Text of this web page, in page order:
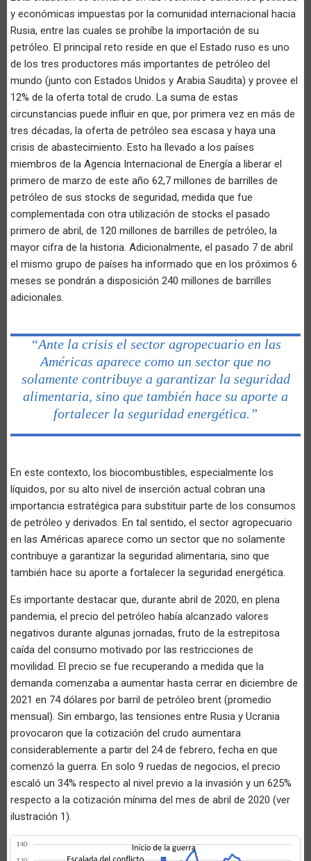
y económicas impuestas por la comunidad internacional hacia
Rusia, entre las cuales se prohíbe la importación de su
petróleo. El principal reto reside en que el Estado ruso es uno
de los tres productores más importantes de petróleo del
mundo (junto con Estados Unidos y Arabia Saudita) y provee el
12% de la oferta total de crudo. La suma de estas
circunstancias puede influir en que, por primera vez en más de
tres décadas, la oferta de petróleo sea escasa y haya una
crisis de abastecimiento. Esto ha llevado a los países
miembros de la Agencia Internacional de Energía a liberar el
primero de marzo de este año 62,7 millones de barrilles de
petróleo de sus stocks de seguridad, medida que fue
complementada con otra utilización de stocks el pasado
primero de abril, de 120 millones de barrilles de petróleo, la
mayor cifra de la historia. Adicionalmente, el pasado 7 de abril
el mismo grupo de países ha informado que en los próximos 6
meses se pondrán a disposición 240 millones de barrilles
adicionales.
“Ante la crisis el sector agropecuario en las
Américas aparece como un sector que no
solamente contribuye a garantizar la seguridad
alimentaria, sino que también hace su aporte a
fortalecer la seguridad energética.”
En este contexto, los biocombustibles, especialmente los
líquidos, por su alto nivel de inserción actual cobran una
importancia estratégica para substituir parte de los consumos
de petróleo y derivados. En tal sentido, el sector agropecuario
en las Américas aparece como un sector que no solamente
contribuye a garantizar la seguridad alimentaria, sino que
también hace su aporte a fortalecer la seguridad energética.
Es importante destacar que, durante abril de 2020, en plena
pandemia, el precio del petróleo había alcanzado valores
negativos durante algunas jornadas, fruto de la estrepitosa
caída del consumo motivado por las restricciones de
movilidad. El precio se fue recuperando a medida que la
demanda comenzaba a aumentar hasta cerrar en diciembre de
2021 en 74 dólares por barril de petróleo brent (promedio
mensual). Sin embargo, las tensiones entre Rusia y Ucrania
provocaron que la cotización del crudo aumentara
considerablemente a partir del 24 de febrero, fecha en que
comenzó la guerra. En solo 9 ruedas de negocios, el precio
escaló un 34% respecto al nivel previo a la invasión y un 625%
respecto a la cotización mínima del mes de abril de 2020 (ver
ilustración 1).